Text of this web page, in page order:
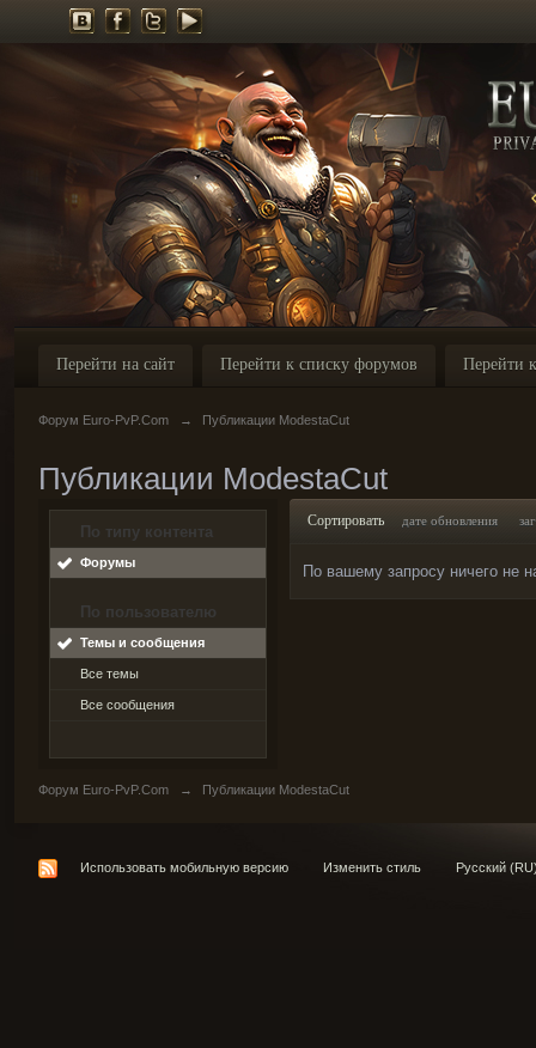
Перейти на сайт Перейти к списку форумов Перейти
Форум Euro-PvP.Com → Публикации ModestaCut
Публикации ModestaCut
По типу контента
Форумы
По пользователю
Темы и сообщения
Все темы
Все сообщения
Сортировать дате обновления
По вашему запросу ничего не
Форум Euro-PvP.Com → Публикации ModestaCut
Использовать мобильную версию Изменить стиль Русский